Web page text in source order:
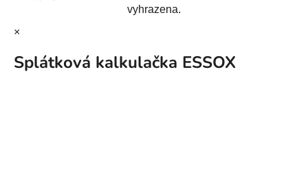
vyhrazena.
×
Splátková kalkulačka ESSOX